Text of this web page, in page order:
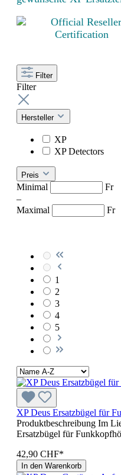
Filter
Filter
Hersteller
XP
XP Detectors
Preis
Minimal
Fr
–
Maximal
Fr
1
2
3
4
5
XP Deus Ersatzbügel für
Produktbeschreibung Im
Ersatzbügel für
42,90 CHF*
In den Warenkorb